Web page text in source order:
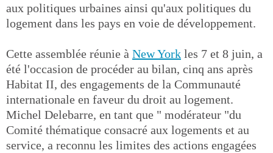
aux politiques urbaines ainsi qu'aux politiques du
logement dans les pays en voie de développement.
Cette assemblée réunie à New York les 7 et 8 juin, a
été l'occasion de procéder au bilan, cinq ans après
Habitat II, des engagements de la Communauté
internationale en faveur du droit au logement.
Michel Delebarre, en tant que " modérateur "du
Comité thématique consacré aux logements et au
service, a reconnu les limites des actions engagées